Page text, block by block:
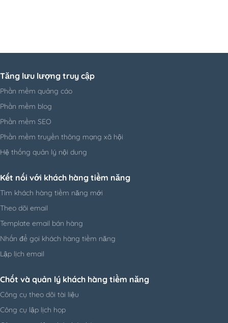
Tăng lưu lượng truy cập
Phần mềm quảng cáo
Phần mềm blog
Phần mềm SEO
Phần mềm truyền thông mạng xã hội
Hệ thống quản lý nội dung
Kết nối với khách hàng tiềm năng
Tìm khách hàng tiềm năng mới
Theo dõi email
Template email bán hàng
Nhấn để gọi khách hàng tiềm năng
Lập lịch email
Chốt và quản lý khách hàng tiềm năng
Công cụ theo dõi tài liệu
Công cụ lập lịch họp